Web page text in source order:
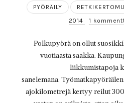
PYÖRÄILY
2014
1
Polkupyörä on ollut
vuotiaasta saakka.
liikkumistapoja
sanelemana.
ajokilometrejä kertyy reilut